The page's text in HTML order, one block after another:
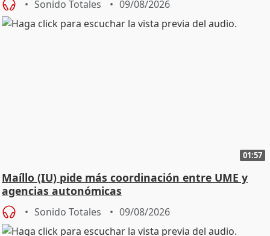
Sonido Totales 09/08/2026
01:57
Maíllo (IU) pide más coordinación entre UME y
agencias autonómicas
Sonido Totales 09/08/2026